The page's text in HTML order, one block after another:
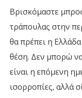
Βρισκόμαστε
τράπουλας στην
θα πρέπει η
θέση. Δεν μπορώ
είναι η επόμενη
ισορροπίες, αλλά